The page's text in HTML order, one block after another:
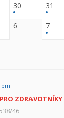
30 31
6 7
pm
ZDRAVOTNÍKY
46